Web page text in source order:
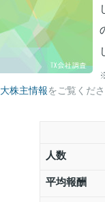
大株主情報をご覧くださ
人数
平均報酬